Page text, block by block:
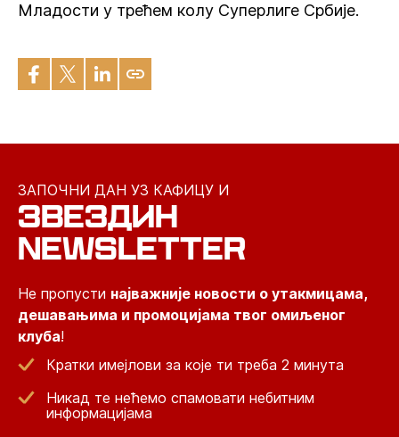
Младости у трећем колу Суперлиге Србије.
ЗАПОЧНИ ДАН УЗ КАФИЦУ И
ЗВЕЗДИН
NEWSLETTER
Не пропусти најважније новости о утакмицама,
дешавањима и промоцијама твог омиљеног
клуба!
Кратки имејлови за које ти треба 2 минута
Никад те нећемо спамовати небитним
информацијама